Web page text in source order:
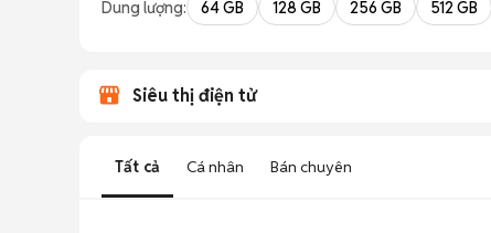
Dung lượng: 64 GB 128 GB 256 GB 512 GB
Siêu thị điện tử
Tất cả Cá nhân Bán chuyên